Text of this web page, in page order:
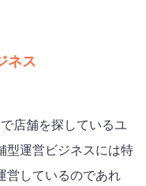
ネス
店舗を探しているユ
型運営ビジネスには特
営しているのであれ